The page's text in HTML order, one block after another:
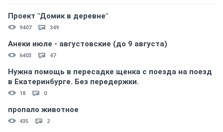
Проект "Домик в деревне"
9407 349
Анеки июле - августовские (до 9 августа)
6403 47
Нужна помощь в пересадке щенка с поезда на поезд
в Екатеринбурге. Без передержки.
18 0
пропало животное
435 2